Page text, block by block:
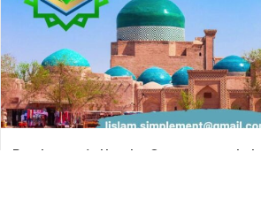
Peut-on réciter le Coran sans